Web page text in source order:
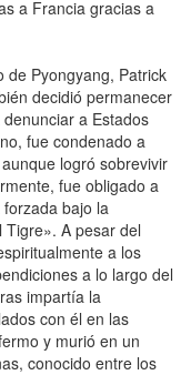
a Francia gracias a
de Pyongyang, Patrick
decidió permanecer
a Estados
fue condenado a
logró sobrevivir
fue obligado a
bajo la
A pesar del
a los
a lo largo del
impartía la
con él en las
y murió en un
conocido entre los